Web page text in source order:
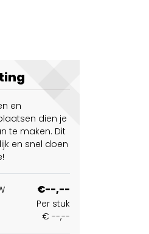
en
dien je
te maken. Dit
en snel doen
€--,--
Per stuk
€ --,--